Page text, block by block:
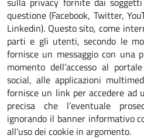
questione (Facebook, Twitter,
Linkedin). Questo sito, come
parti e gli utenti, secondo le
fornisce un messaggio con una
momento dell’accesso al
social, alle applicazioni
fornisce un link per accedere ad
precisa che l’eventuale
ignorando il banner informativo
all’uso dei cookie in argomento.